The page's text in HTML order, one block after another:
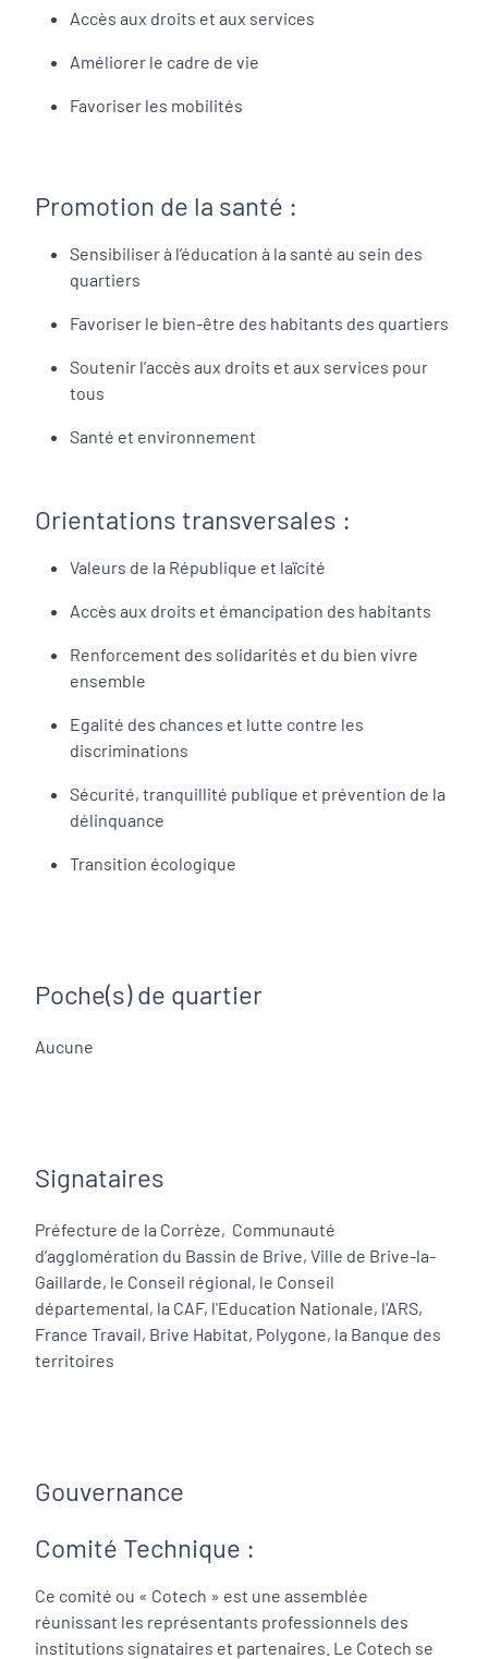
Accès aux droits et aux services
Améliorer le cadre de vie
Favoriser les mobilités
Promotion de la santé :
Sensibiliser à l’éducation à la santé au sein des
quartiers
Favoriser le bien-être des habitants des quartiers
Soutenir l’accès aux droits et aux services pour
tous
Santé et environnement
Orientations transversales :
Valeurs de la République et laïcité
Accès aux droits et émancipation des habitants
Renforcement des solidarités et du bien vivre
ensemble
Egalité des chances et lutte contre les
discriminations
Sécurité, tranquillité publique et prévention de la
délinquance
Transition écologique
Poche(s) de quartier
Aucune
Signataires
Préfecture de la Corrèze, Communauté
d’agglomération du Bassin de Brive, Ville de Brive-la-
Gaillarde, le Conseil régional, le Conseil
départemental, la CAF, l'Education Nationale, l'ARS,
France Travail, Brive Habitat, Polygone, la Banque des
territoires
Gouvernance
Comité Technique :
Ce comité ou « Cotech » est une assemblée
réunissant les représentants professionnels des
institutions signataires et partenaires. Le Cotech se